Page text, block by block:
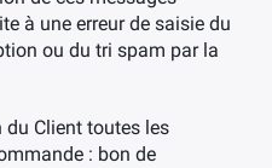
à une erreur de saisie du
ou du tri spam par la
du Client toutes les
: bon de